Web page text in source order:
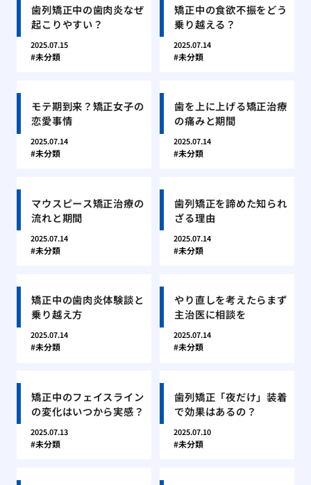
歯列矯正中の歯肉炎なぜ
起こりやすい？
2025.07.15
未分類
矯正中の食欲不振をどう
乗り越える？
2025.07.14
未分類
モテ期到来？矯正女子の
恋愛事情
2025.07.14
未分類
歯を上に上げる矯正治療
の痛みと期間
2025.07.14
未分類
マウスピース矯正治療の
流れと期間
2025.07.14
未分類
歯列矯正を諦めた知られ
ざる理由
2025.07.14
未分類
矯正中の歯肉炎体験談と
乗り越え方
2025.07.14
未分類
やり直しを考えたらまず
主治医に相談を
2025.07.14
未分類
矯正中のフェイスライン
の変化はいつから実感？
2025.07.13
未分類
歯列矯正「夜だけ」装着
で効果はあるの？
2025.07.10
未分類